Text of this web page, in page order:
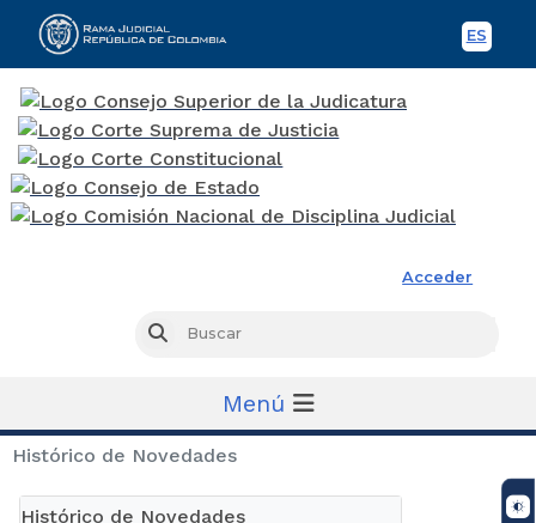
ES
Acceder
Buscar
Menú
Histórico de Novedades
Histórico de Novedades